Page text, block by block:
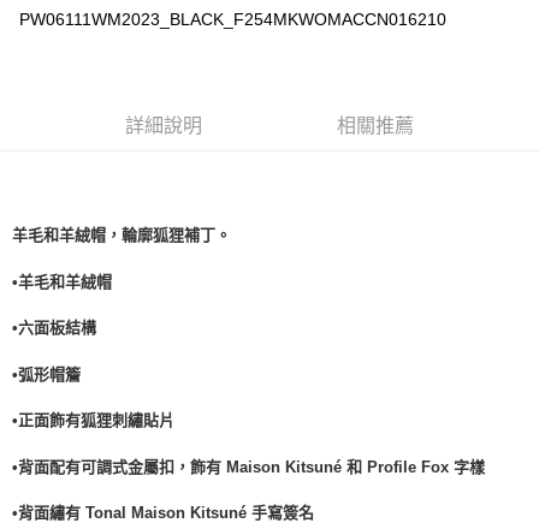
PW06111WM2023_BLACK_F254MKWOMACCN016210
詳細說明 相關推薦
羊毛和羊絨帽，輪廓狐狸補丁。
•羊毛和羊絨帽
•六面板結構
•弧形帽簷
•正面飾有狐狸刺繡貼片
•背面配有可調式金屬扣，飾有 Maison Kitsuné 和 Profile Fox 字樣
•背面繡有 Tonal Maison Kitsuné 手寫簽名